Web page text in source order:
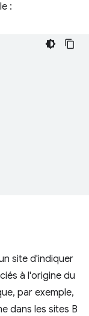
:
site d'indiquer
à l'origine du
par exemple,
dans les sites B